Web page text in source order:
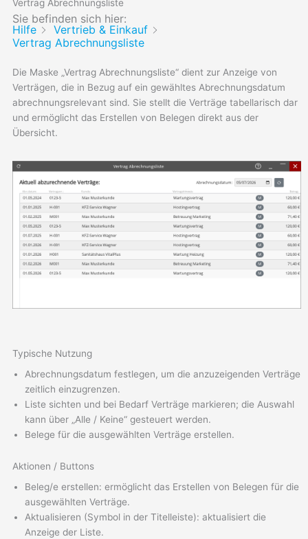
Vertrag Abrechnungsliste
Sie befinden sich hier:
Hilfe
Vertrieb & Einkauf
Vertrag Abrechnungsliste
Die Maske „Vertrag Abrechnungsliste“ dient zur Anzeige von
Verträgen, die in Bezug auf ein gewähltes Abrechnungsdatum
abrechnungsrelevant sind. Sie stellt die Verträge tabellarisch dar
und ermöglicht das Erstellen von Belegen direkt aus der
Übersicht.
Typische Nutzung
Abrechnungsdatum festlegen, um die anzuzeigenden Verträge
zeitlich einzugrenzen.
Liste sichten und bei Bedarf Verträge markieren; die Auswahl
kann über „Alle / Keine“ gesteuert werden.
Belege für die ausgewählten Verträge erstellen.
Aktionen / Buttons
Beleg/e erstellen: ermöglicht das Erstellen von Belegen für die
ausgewählten Verträge.
Aktualisieren (Symbol in der Titelleiste): aktualisiert die
Anzeige der Liste.